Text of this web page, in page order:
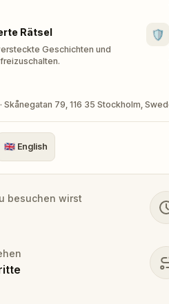
Rätsel
Geschichten und
🛡️
Skånegatan 79, 116 35 Stockholm,
🇬🇧 English
besuchen wirst